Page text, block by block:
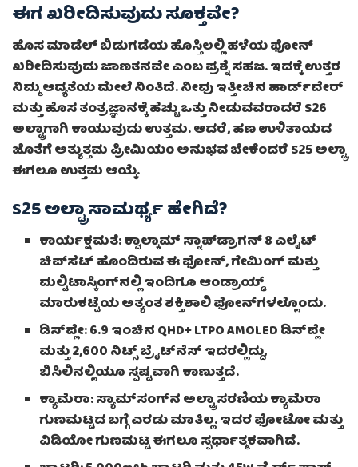
ಈಗ ಖರೀದಿಸುವುದು ಸೂಕ್ತವೇ?
ಹೊಸ ಮಾಡೆಲ್ ಬಿಡುಗಡೆಯ ಹೊಸ್ತಿಲಲ್ಲಿ ಹಳೆಯ ಫೋನ್
ಖರೀದಿಸುವುದು ಜಾಣತನವೇ ಎಂಬ ಪ್ರಶ್ನೆ ಸಹಜ. ಇದಕ್ಕೆ ಉತ್ತರ
ನಿಮ್ಮ ಆದ್ಯತೆಯ ಮೇಲೆ ನಿಂತಿದೆ. ನೀವು ಇತ್ತೀಚಿನ ಹಾರ್ಡ್‌ವೇರ್
ಮತ್ತು ಹೊಸ ತಂತ್ರಜ್ಞಾನಕ್ಕೆ ಹೆಚ್ಚು ಒತ್ತು ನೀಡುವವರಾದರೆ S26
ಅಲ್ಟ್ರಾಗಾಗಿ ಕಾಯುವುದು ಉತ್ತಮ. ಆದರೆ, ಹಣ ಉಳಿತಾಯದ
ಜೊತೆಗೆ ಅತ್ಯುತ್ತಮ ಪ್ರೀಮಿಯಂ ಅನುಭವ ಬೇಕೆಂದರೆ S25 ಅಲ್ಟ್ರಾ
ಈಗಲೂ ಉತ್ತಮ ಆಯ್ಕೆ.
S25 ಅಲ್ಟ್ರಾ ಸಾಮರ್ಥ್ಯ ಹೇಗಿದೆ?
ಕಾರ್ಯಕ್ಷಮತೆ: ಕ್ವಾಲ್ಕಾಮ್ ಸ್ನಾಪ್‌ಡ್ರಾಗನ್ 8 ಎಲೈಟ್
ಚಿಪ್‌ಸೆಟ್ ಹೊಂದಿರುವ ಈ ಫೋನ್, ಗೇಮಿಂಗ್ ಮತ್ತು
ಮಲ್ಟಿಟಾಸ್ಕಿಂಗ್‌ನಲ್ಲಿ ಇಂದಿಗೂ ಆಂಡ್ರಾಯ್ಡ್
ಮಾರುಕಟ್ಟೆಯ ಅತ್ಯಂತ ಶಕ್ತಿಶಾಲಿ ಫೋನ್‌ಗಳಲ್ಲೊಂದು.
ಡಿಸ್‌ಪ್ಲೇ: 6.9 ಇಂಚಿನ QHD+ LTPO AMOLED ಡಿಸ್‌ಪ್ಲೇ
ಮತ್ತು 2,600 ನಿಟ್ಸ್ ಬ್ರೈಟ್‌ನೆಸ್ ಇದರಲ್ಲಿದ್ದು,
ಬಿಸಿಲಿನಲ್ಲಿಯೂ ಸ್ಪಷ್ಟವಾಗಿ ಕಾಣುತ್ತದೆ.
ಕ್ಯಾಮೆರಾ: ಸ್ಯಾಮ್‌ಸಂಗ್‌ನ ಅಲ್ಟ್ರಾ ಸರಣಿಯ ಕ್ಯಾಮೆರಾ
ಗುಣಮಟ್ಟದ ಬಗ್ಗೆ ಎರಡು ಮಾತಿಲ್ಲ. ಇದರ ಫೋಟೋ ಮತ್ತು
ವಿಡಿಯೋ ಗುಣಮಟ್ಟ ಈಗಲೂ ಸ್ಪರ್ಧಾತ್ಮಕವಾಗಿದೆ.